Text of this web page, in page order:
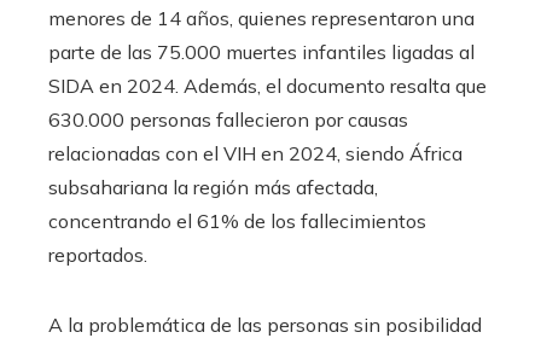
menores de 14 años, quienes representaron una
parte de las 75.000 muertes infantiles ligadas al
SIDA en 2024. Además, el documento resalta que
630.000 personas fallecieron por causas
relacionadas con el VIH en 2024, siendo África
subsahariana la región más afectada,
concentrando el 61% de los fallecimientos
reportados.
A la problemática de las personas sin posibilidad